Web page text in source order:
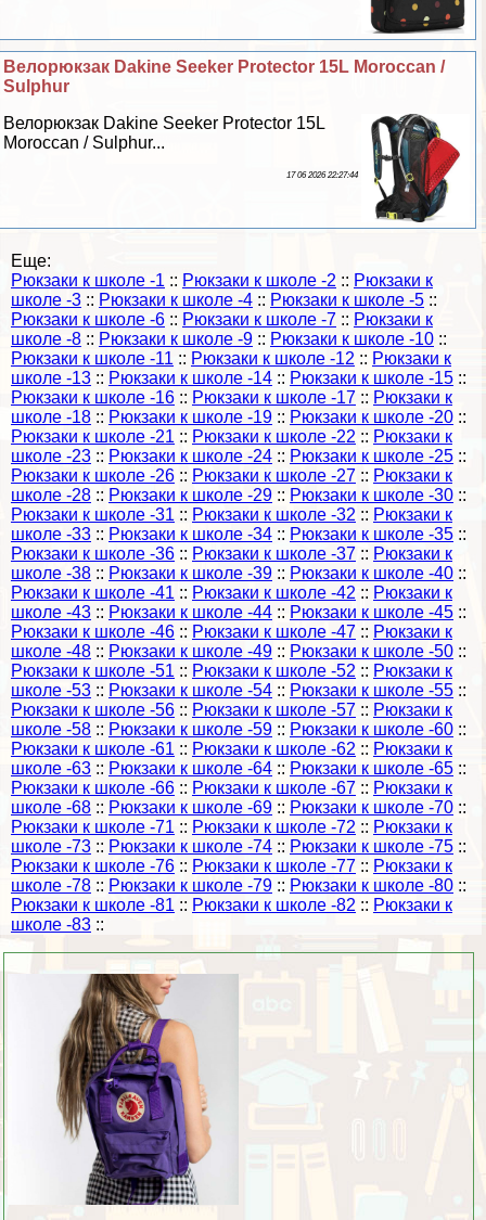
Велорюкзак Dakine Seeker Protector 15L Moroccan /
Sulphur
Велорюкзак Dakine Seeker Protector 15L
Moroccan / Sulphur...
17 06 2026 22:27:44
Еще:
Рюкзаки к школе -1 :: Рюкзаки к школе -2 :: Рюкзаки к
школе -3 :: Рюкзаки к школе -4 :: Рюкзаки к школе -5 ::
Рюкзаки к школе -6 :: Рюкзаки к школе -7 :: Рюкзаки к
школе -8 :: Рюкзаки к школе -9 :: Рюкзаки к школе -10 ::
Рюкзаки к школе -11 :: Рюкзаки к школе -12 :: Рюкзаки к
школе -13 :: Рюкзаки к школе -14 :: Рюкзаки к школе -15 ::
Рюкзаки к школе -16 :: Рюкзаки к школе -17 :: Рюкзаки к
школе -18 :: Рюкзаки к школе -19 :: Рюкзаки к школе -20 ::
Рюкзаки к школе -21 :: Рюкзаки к школе -22 :: Рюкзаки к
школе -23 :: Рюкзаки к школе -24 :: Рюкзаки к школе -25 ::
Рюкзаки к школе -26 :: Рюкзаки к школе -27 :: Рюкзаки к
школе -28 :: Рюкзаки к школе -29 :: Рюкзаки к школе -30 ::
Рюкзаки к школе -31 :: Рюкзаки к школе -32 :: Рюкзаки к
школе -33 :: Рюкзаки к школе -34 :: Рюкзаки к школе -35 ::
Рюкзаки к школе -36 :: Рюкзаки к школе -37 :: Рюкзаки к
школе -38 :: Рюкзаки к школе -39 :: Рюкзаки к школе -40 ::
Рюкзаки к школе -41 :: Рюкзаки к школе -42 :: Рюкзаки к
школе -43 :: Рюкзаки к школе -44 :: Рюкзаки к школе -45 ::
Рюкзаки к школе -46 :: Рюкзаки к школе -47 :: Рюкзаки к
школе -48 :: Рюкзаки к школе -49 :: Рюкзаки к школе -50 ::
Рюкзаки к школе -51 :: Рюкзаки к школе -52 :: Рюкзаки к
школе -53 :: Рюкзаки к школе -54 :: Рюкзаки к школе -55 ::
Рюкзаки к школе -56 :: Рюкзаки к школе -57 :: Рюкзаки к
школе -58 :: Рюкзаки к школе -59 :: Рюкзаки к школе -60 ::
Рюкзаки к школе -61 :: Рюкзаки к школе -62 :: Рюкзаки к
школе -63 :: Рюкзаки к школе -64 :: Рюкзаки к школе -65 ::
Рюкзаки к школе -66 :: Рюкзаки к школе -67 :: Рюкзаки к
школе -68 :: Рюкзаки к школе -69 :: Рюкзаки к школе -70 ::
Рюкзаки к школе -71 :: Рюкзаки к школе -72 :: Рюкзаки к
школе -73 :: Рюкзаки к школе -74 :: Рюкзаки к школе -75 ::
Рюкзаки к школе -76 :: Рюкзаки к школе -77 :: Рюкзаки к
школе -78 :: Рюкзаки к школе -79 :: Рюкзаки к школе -80 ::
Рюкзаки к школе -81 :: Рюкзаки к школе -82 :: Рюкзаки к
школе -83 ::